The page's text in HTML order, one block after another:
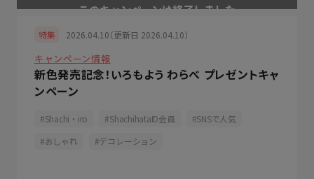
特集 2026.04.10（更新日 2026.04.10）
キャンペーン情報
新色発売記念！いろもよう わらべ プレゼントキャ
ンペーン
Shachi・iro ShachihataID会員
SNSで人気
おしゃれ
デコレーション